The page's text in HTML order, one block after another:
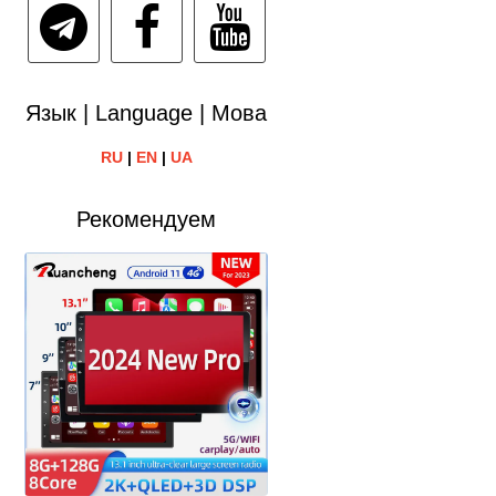
Язык | Language | Мова
RU| EN| UA
Рекомендуем